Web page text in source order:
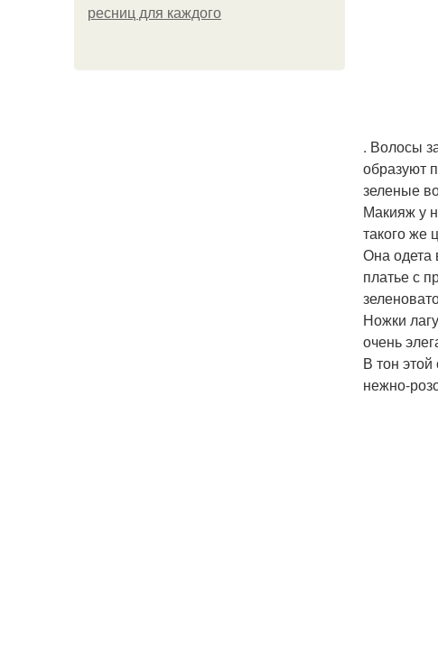
ресниц для каждого
. Волосы
образуют
зеленые
Макияж у
такого же
Она одета
платье с
Ножки
очень
В тон
нежно-